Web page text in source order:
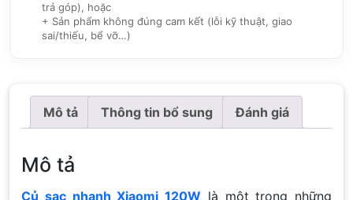
trả góp), hoặc
+ Sản phẩm không đúng cam kết (lỗi kỹ thuật, giao
sai/thiếu, bể vỡ…)
Mô tả Thông tin bổ sung Đánh giá
Mô tả
Củ sạc nhanh Xiaomi 120W là một trong những